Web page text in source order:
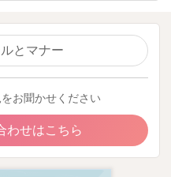
とマナー
お聞かせください
わせはこちら